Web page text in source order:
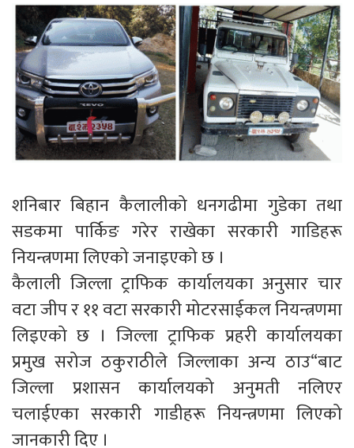
शनिबार बिहान कैलालीको धनगढीमा गुडेका तथा
सडकमा पार्किङ गरेर राखेका सरकारी गाडिहरू
नियन्त्रणमा लिएको जनाइएको छ ।
कैलाली जिल्ला ट्राफिक कार्यालयका अनुसार चार
वटा जीप र ११ वटा सरकारी मोटरसाईकल नियन्त्रणमा
लिइएको छ । जिल्ला ट्राफिक प्रहरी कार्यालयका
प्रमुख सरोज ठकुराठीले जिल्लाका अन्य ठाउ“बाट
जिल्ला प्रशासन कार्यालयको अनुमती नलिएर
चलाईएका सरकारी गाडीहरू नियन्त्रणमा लिएको
जानकारी दिए ।